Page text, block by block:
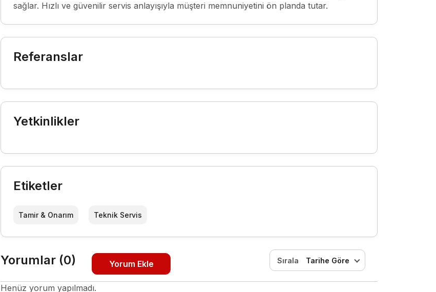
sağlar. Hızlı ve güvenilir servis anlayışıyla müşteri memnuniyetini ön planda tutar.
Referanslar
Yetkinlikler
Etiketler
Tamir & Onarım Teknik Servis
Yorumlar (0) Yorum Ekle Sırala Tarihe Göre
Henüz yorum yapılmadı.